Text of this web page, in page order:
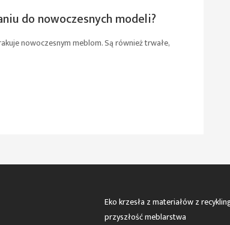
do nowoczesnych modeli?
nowoczesnym meblom. Są również trwałe,
Eko krzesła z materiałów z
przyszłość meblarstwa